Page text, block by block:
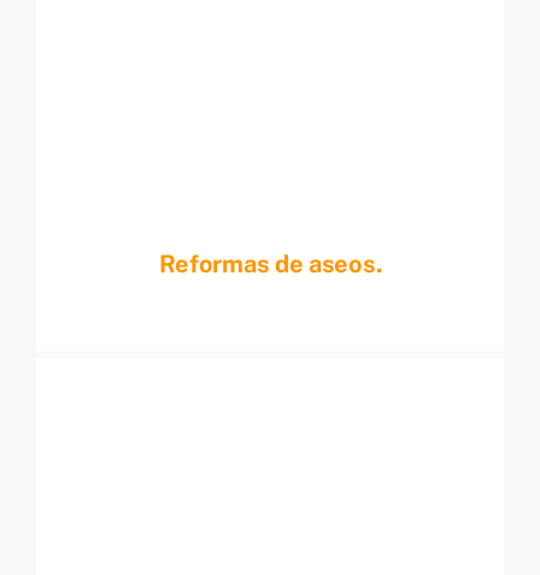
Reformas de aseos.